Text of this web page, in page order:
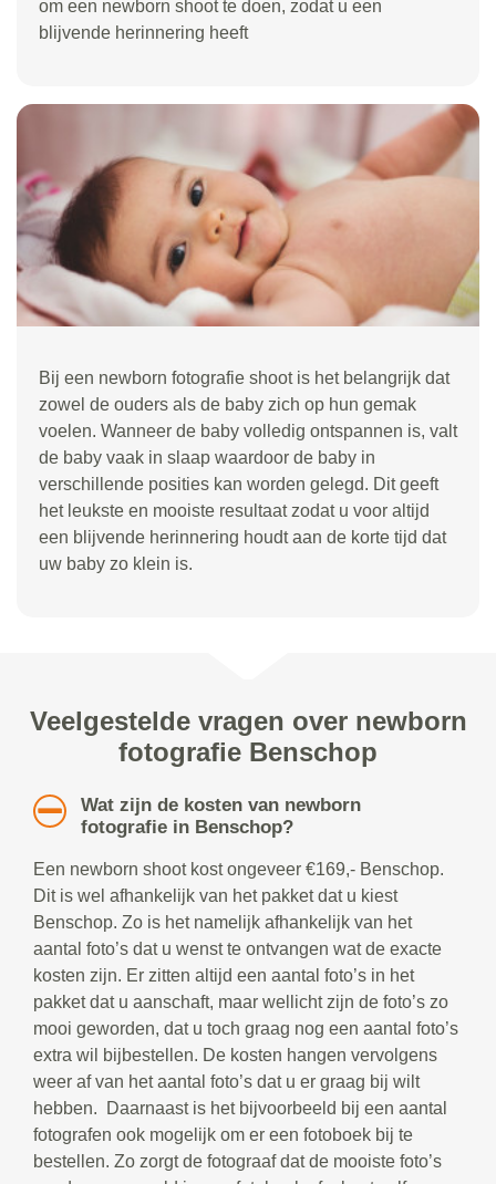
om een newborn shoot te doen, zodat u een
blijvende herinnering heeft
Bij een newborn fotografie shoot is het belangrijk dat
zowel de ouders als de baby zich op hun gemak
voelen. Wanneer de baby volledig ontspannen is, valt
de baby vaak in slaap waardoor de baby in
verschillende posities kan worden gelegd. Dit geeft
het leukste en mooiste resultaat zodat u voor altijd
een blijvende herinnering houdt aan de korte tijd dat
uw baby zo klein is.
Veelgestelde vragen over newborn
fotografie Benschop
Wat zijn de kosten van newborn
fotografie in Benschop?
Een newborn shoot kost ongeveer €169,- Benschop.
Dit is wel afhankelijk van het pakket dat u kiest
Benschop. Zo is het namelijk afhankelijk van het
aantal foto’s dat u wenst te ontvangen wat de exacte
kosten zijn. Er zitten altijd een aantal foto’s in het
pakket dat u aanschaft, maar wellicht zijn de foto’s zo
mooi geworden, dat u toch graag nog een aantal foto’s
extra wil bijbestellen. De kosten hangen vervolgens
weer af van het aantal foto’s dat u er graag bij wilt
hebben. Daarnaast is het bijvoorbeeld bij een aantal
fotografen ook mogelijk om er een fotoboek bij te
bestellen. Zo zorgt de fotograaf dat de mooiste foto’s